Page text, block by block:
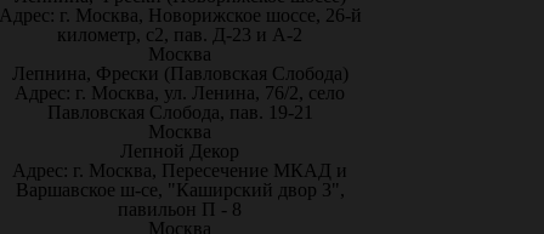
г. Москва, Новорижское шоссе, 26-й
километр, с2, пав. Д-23 и А-2
Москва
Лепнина, Фрески (Павловская Слобода)
Адрес: г. Москва, ул. Ленина, 76/2, село
Павловская Слобода, пав. 19-21
Москва
Лепной Декор
Адрес: г. Москва, Пересечение МКАД и
Варшавское ш-се, "Каширский двор 3",
павильон П - 8
Москва